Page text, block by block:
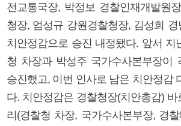
전교통국장, 박정보 경찰인재개발원
청장, 엄성규 강원경찰청장, 김성희
치안정감으로 승진 내정됐다. 앞서 지
청 차장과 박성주 국가수사본부장이
승진했고, 이번 인사로 남은 치안정감
다. 치안정감은 경찰청장(치안총감)
리(경찰청 차장, 국가수사본부장, 경찰